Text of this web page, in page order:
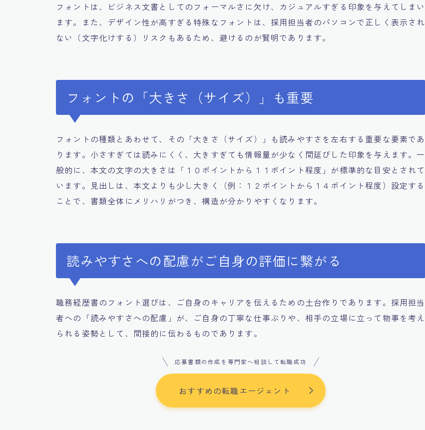
フォントは、ビジネス文書としてのフォーマルさに欠け、カジュアルすぎる印象を与えてしまい
ます。また、デザイン性が高すぎる特殊なフォントは、採用担当者のパソコンで正しく表示され
ない（文字化けする）リスクもあるため、避けるのが賢明であります。
フォントの「大きさ（サイズ）」も重要
フォントの種類とあわせて、その「大きさ（サイズ）」も読みやすさを左右する重要な要素であ
ります。小さすぎては読みにくく、大きすぎても情報量が少なく間延びした印象を与えます。一
般的に、本文の文字の大きさは「１０ポイントから１１ポイント程度」が標準的な目安とされて
います。見出しは、本文よりも少し大きく（例：１２ポイントから１４ポイント程度）設定する
ことで、書類全体にメリハリがつき、構造が分かりやすくなります。
読みやすさへの配慮がご自身の評価に繋がる
職務経歴書のフォント選びは、ご自身のキャリアを伝えるための土台作りであります。採用担当
者への「読みやすさへの配慮」が、ご自身の丁寧な仕事ぶりや、相手の立場に立って物事を考え
られる姿勢として、間接的に伝わるものであります。
応募書類の作成を専門家へ相談して転職成功
おすすめの転職エージェント